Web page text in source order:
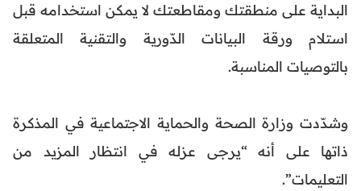
البداية على منطقتك ومقاطعتك لا يمكن استخدامه قبل
استلام ورقة البيانات الدّورية والتقنية المتعلقة
بالتوصيات المناسبة.
وشدّدت وزارة الصحة والحماية الاجتماعية في المذكرة
ذاتها على أنه “يرجى عزله في انتظار المزيد من
التعليمات”.